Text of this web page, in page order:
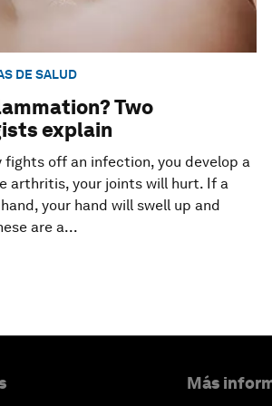
DE SALUD
Two
explain
fights off an infection, you develop a
arthritis, your joints will hurt. If a
your hand will swell up and
are a...
Más